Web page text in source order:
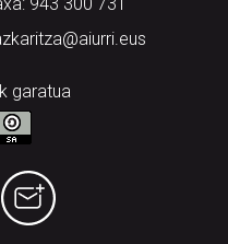
garatua